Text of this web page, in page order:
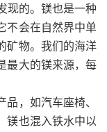
现的。镁也是一种
不会在自然界中单
矿物。我们的海洋
最大的镁来源，每
，如汽车座椅、
镁也混入铁水中以